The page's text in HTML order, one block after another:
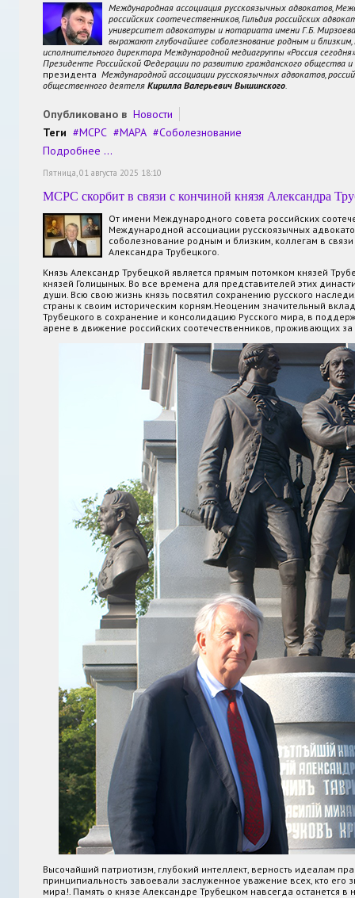
Международная ассоциация русскоязычных адвокатов,
российских соотечественников, Гильдия российских
университет адвокатуры и нотариата имени Г.Б.
выражают глубочайшее соболезнование родным и близким,
исполнительного директора Международной медиагруппы «Россия
Президенте Российской Федерации по развитию гражданского общества и
президента Международной ассоциации русскоязычных адвокатов,
общественного деятеля Кирилла Валерьевич Вышинского
Опубликовано в Новости
Теги
МСРС МАРА
Соболезнование
Подробнее ...
Пятница, 01 августа 2025 18:10
МСРС скорбит в связи с кончиной князя Александра
От имени Международного совета российских
Международной ассоциации русскоязычных
соболезнование родным и близким, коллегам в связи
Александра Трубецкого.
Князь Александр Трубецкой является прямым потомком князей
князей Голицыных. Во все времена для представителей этих
души. Всю свою жизнь князь посвятил сохранению русского
страны к своим историческим корням.Неоценим значительный
Трубецкого в сохранение и консолидацию Русского мира, в
арене в движение российских соотечественников, проживающих
Высочайший патриотизм, глубокий интеллект, верность идеалам
принципиальность завоевали заслуженное уважение всех, кто его
мира!. Память о князе Александре Трубецком навсегда останется в